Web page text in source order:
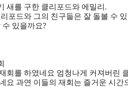
새를 구한 클리포드와 에밀리.
포드와 그의 친구들은 잘 돌볼 수
있을까요?
회를 하였네요 엄청나게 커져버린
요 과연 이들의 재회는 즐거운 시간